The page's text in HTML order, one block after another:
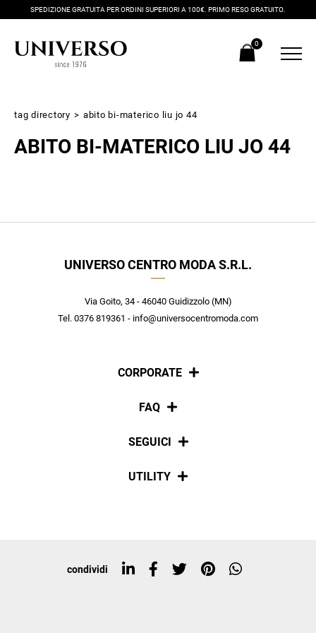
SPEDIZIONE GRATUITA PER ORDINI SUPERIORI A 100€. PRIMO RESO GRATUITO.
0
tag directory > abito bi-materico liu jo 44
ABITO BI-MATERICO LIU JO 44
UNIVERSO CENTRO MODA S.R.L.
Via Goito, 34 - 46040 Guidizzolo (MN)
Tel. 0376 819361 - info@universocentromoda.com
CORPORATE
Chi siamo
FAQ
Pagamenti
SEGUICI
Social
UTILITY
Top ricerche
condividi
Ricevi subito il tuo promocode con lo sconto del 20% su tutti i
nuovi arrivi utilizzabile anche in negozio!
scopri in anteprima le offerte in esclusiva a te riservate.